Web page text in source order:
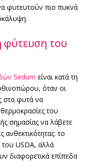
φυτευτούν πιο πυκνά
φύτευση του
Sedum είναι κατά τη
όταν οι
στα φυτά να
του
σημασίας να λάβετε
ανθεκτικότητας: το
του USDA, αλλά
διαφορετικά επίπεδα